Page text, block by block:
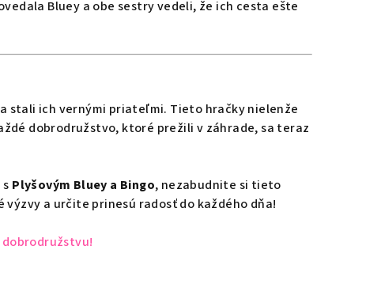
Bluey a obe sestry vedeli, že ich cesta ešte
stali ich vernými priateľmi. Tieto hračky nielenže
dobrodružstvo, ktoré prežili v záhrade, sa teraz
Plyšovým Bluey a Bingo, nezabudnite si tieto
a určite prinesú radosť do každého dňa!
dobrodružstvu!